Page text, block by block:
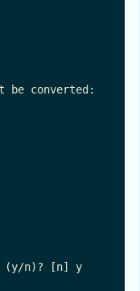
converted:
(y/n)? [n] y